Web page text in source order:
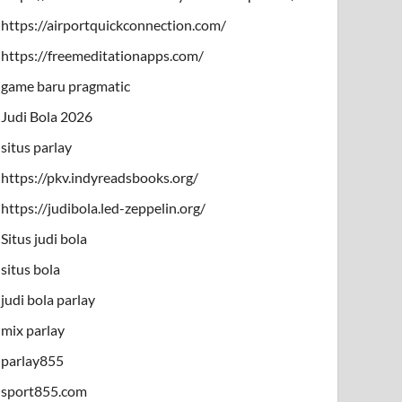
https://airportquickconnection.com/
https://freemeditationapps.com/
game baru pragmatic
Judi Bola 2026
situs parlay
https://pkv.indyreadsbooks.org/
https://judibola.led-zeppelin.org/
Situs judi bola
situs bola
judi bola parlay
mix parlay
parlay855
sport855.com